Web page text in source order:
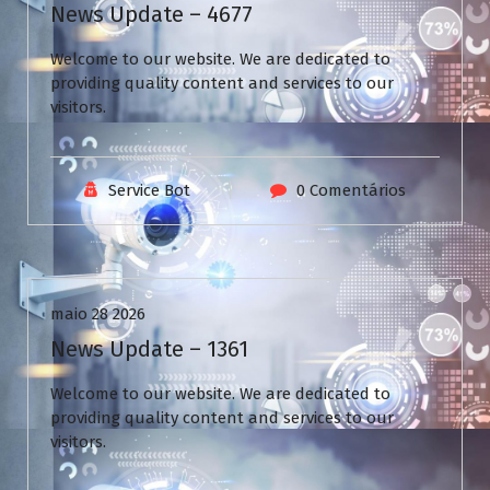
News Update – 4677
Welcome to our website. We are dedicated to
providing quality content and services to our
visitors.
Service Bot 0 Comentários
Uncategorized
maio 28 2026
News Update – 1361
Welcome to our website. We are dedicated to
providing quality content and services to our
visitors.